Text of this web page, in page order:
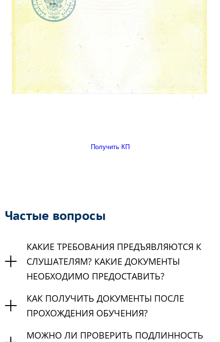
Получить КП
Частые вопросы
КАКИЕ ТРЕБОВАНИЯ ПРЕДЪЯВЛЯЮТСЯ К
СЛУШАТЕЛЯМ? КАКИЕ ДОКУМЕНТЫ
НЕОБХОДИМО ПРЕДОСТАВИТЬ?
КАК ПОЛУЧИТЬ ДОКУМЕНТЫ ПОСЛЕ
ПРОХОЖДЕНИЯ ОБУЧЕНИЯ?
МОЖНО ЛИ ПРОВЕРИТЬ ПОДЛИННОСТЬ